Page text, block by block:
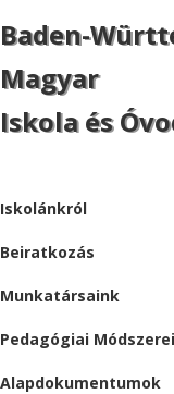
Baden-
Magyar
Iskola és
Iskolánkról
Beiratkozás
Munkatársaink
Pedagógiai
Alapdokumentumok